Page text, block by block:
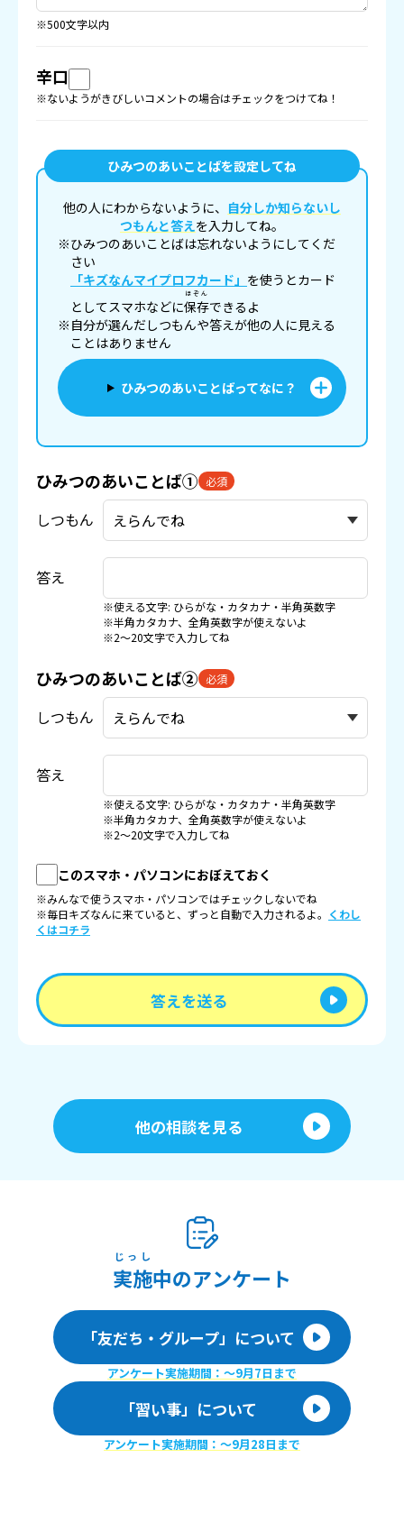
※500文字以内
辛口
※ないようがきびしいコメントの場合はチェックをつけてね！
ひみつのあいことばを設定してね
他の人にわからないように、 自分しか知らないし
つもんと答えを入力してね。
※ひみつのあいことばは忘れないようにしてくだ
さい
「キズなんマイプロフカード」 を使うとカード
としてスマホなどに保存
ほぞん
できるよ
※自分が選んだしつもんや答えが他の人に見える
ことはありません
ひみつのあいことばってなに？
ひみつのあいことば① 必須
しつもん
答え
※使える文字: ひらがな・カタカナ・半角英数字
※半角カタカナ、全角英数字が使えないよ
※2〜20文字で入力してね
ひみつのあいことば② 必須
しつもん
答え
※使える文字: ひらがな・カタカナ・半角英数字
※半角カタカナ、全角英数字が使えないよ
※2〜20文字で入力してね
このスマホ・パソコンにおぼえておく
※みんなで使うスマホ・パソコンではチェックしないでね
※毎日キズなんに来ていると、ずっと自動で入力されるよ。 くわし
くはコチラ
答えを送る
他の相談を見る
実施
じっし
中のアンケート
「友だち・グループ」について
アンケート実施期間：〜9月7日まで
「習い事」について
アンケート実施期間：〜9月28日まで